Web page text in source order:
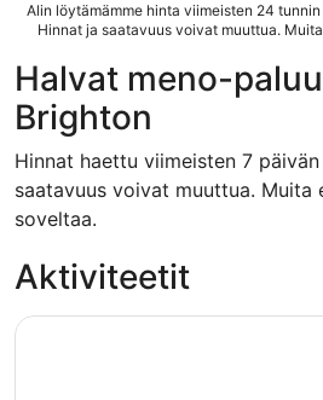
Alin löytämämme hinta viimeisten 24
Hinnat ja saatavuus voivat muuttua.
Halvat meno-
Brighton
Hinnat haettu viimeisten 7
saatavuus voivat muuttua. Muita
soveltaa.
Aktiviteetit
Brightonista: Oxford, Windsor ja